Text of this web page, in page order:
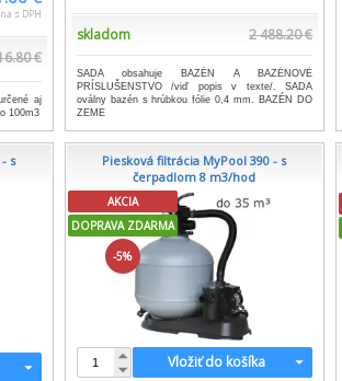
s DPH
€
aj
100m3
skladom 2 488.20 €
SADA obsahuje BAZÉN A BAZÉNOVÉ
PRÍSLUŠENSTVO /viď popis v texte/. SADA
oválny bazén s hrúbkou fólie 0,4 mm. BAZÉN DO
ZEME
s
Piesková filtrácia MyPool 390 - s
čerpadlom 8 m3/hod
AKCIA
DOPRAVA ZDARMA
-5%
Vložiť do košíka